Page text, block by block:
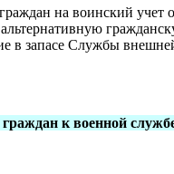
на воинский учет
в запасе Службы
к военной